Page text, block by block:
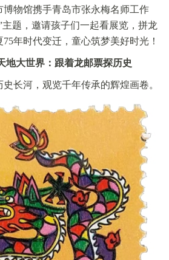
博物馆携手青岛市张永梅名师工作
题，邀请孩子们一起看展览，拼龙
年时代变迁，童心筑梦美好时光！
地大世界：跟着龙邮票探历史
长河，观览千年传承的辉煌画卷。